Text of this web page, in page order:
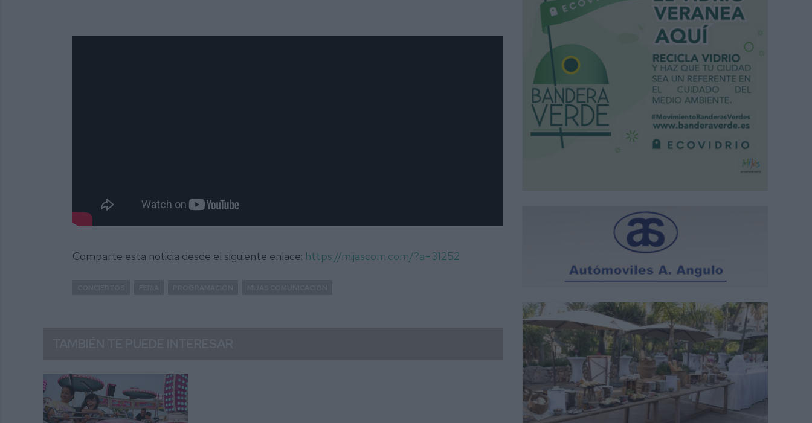
Comparte esta noticia desde el siguiente enlace: https://mijascom.com/?a=31252